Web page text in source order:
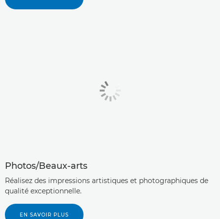
Photos/Beaux-arts
Réalisez des impressions artistiques et photographiques de
qualité exceptionnelle.
EN SAVOIR PLUS